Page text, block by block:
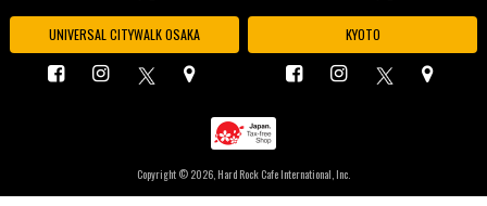
UNIVERSAL CITYWALK OSAKA KYOTO
Copyright © 2026, Hard Rock Cafe International, Inc.